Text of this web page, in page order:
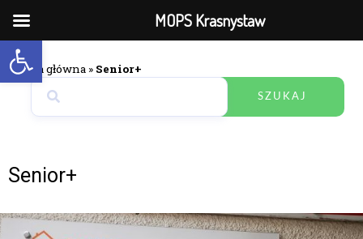
Open toolbar
Strona główna » Senior+
SZUKAJ
Senior+
MOPS Krasnystaw